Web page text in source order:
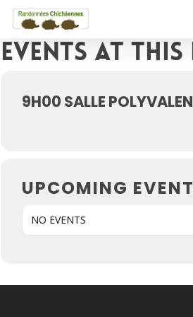
Skip
main
content
Events at
9H00 SALLE
UPCOMING
NO EVENTS